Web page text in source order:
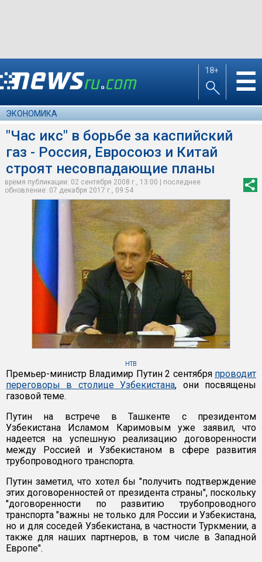
18+ ☰
ЭКОНОМИКА
"Час икс" в борьбе за каспийский
газ - Россия, Евросоюз и Китай
строят несовпадающие планы
время публикации: 02 сентября 2008 г., 13:00 | последнее
обновление: 07 декабря 2017 г., 09:54
НТВ
Премьер-министр Владимир Путин 2 сентября проводит
переговоры в столице Узбекистана, они посвящены
газовой теме.
Путин на встрече в Ташкенте с президентом
Узбекистана Исламом Каримовым уже заявил, что
надеется на успешную реализацию договоренности
между Россией и Узбекистаном в сфере развития
трубопроводного транспорта.
Путин заметил, что хотел бы "получить подтверждение
этих договоренностей от президента страны", поскольку
"договоренности по развитию трубопроводного
транспорта "важны не только для России и Узбекистана,
но и для соседей Узбекистана, в частности Туркмении, а
также для наших партнеров, в том числе в Западной
Европе".